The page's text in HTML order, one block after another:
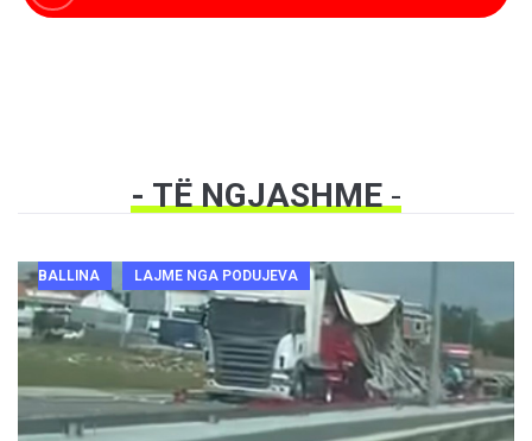
- TË NGJASHME-
BALLINA LAJME NGA PODUJEVA